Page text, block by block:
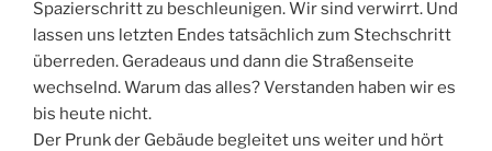
Spazierschritt zu beschleunigen. Wir sind verwirrt. Und
lassen uns letzten Endes tatsächlich zum Stechschritt
überreden. Geradeaus und dann die Straßenseite
wechselnd. Warum das alles? Verstanden haben wir es
bis heute nicht.
Der Prunk der Gebäude begleitet uns weiter und hört